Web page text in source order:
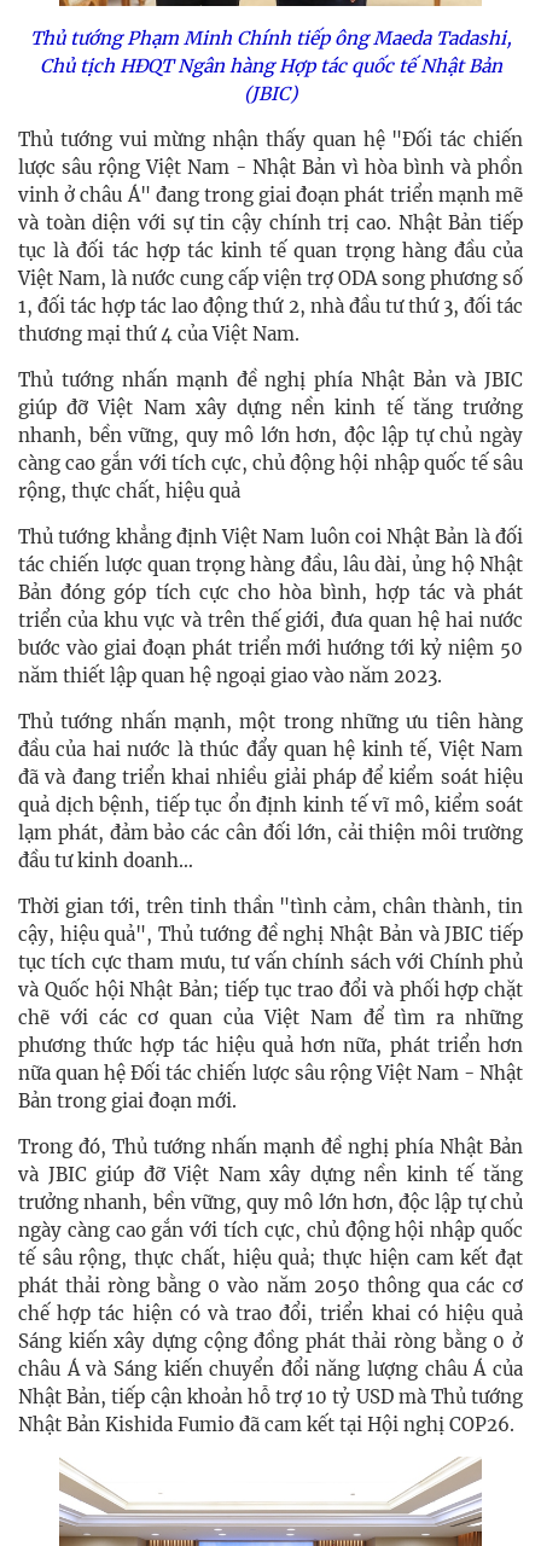
Thủ tướng Phạm Minh Chính tiếp ông Maeda Tadashi,
Chủ tịch HĐQT Ngân hàng Hợp tác quốc tế Nhật Bản
(JBIC)
Thủ tướng vui mừng nhận thấy quan hệ "Đối tác chiến
lược sâu rộng Việt Nam - Nhật Bản vì hòa bình và phồn
vinh ở châu Á" đang trong giai đoạn phát triển mạnh mẽ
và toàn diện với sự tin cậy chính trị cao. Nhật Bản tiếp
tục là đối tác hợp tác kinh tế quan trọng hàng đầu của
Việt Nam, là nước cung cấp viện trợ ODA song phương số
1, đối tác hợp tác lao động thứ 2, nhà đầu tư thứ 3, đối tác
thương mại thứ 4 của Việt Nam.
Thủ tướng nhấn mạnh đề nghị phía Nhật Bản và JBIC
giúp đỡ Việt Nam xây dựng nền kinh tế tăng trưởng
nhanh, bền vững, quy mô lớn hơn, độc lập tự chủ ngày
càng cao gắn với tích cực, chủ động hội nhập quốc tế sâu
rộng, thực chất, hiệu quả
Thủ tướng khẳng định Việt Nam luôn coi Nhật Bản là đối
tác chiến lược quan trọng hàng đầu, lâu dài, ủng hộ Nhật
Bản đóng góp tích cực cho hòa bình, hợp tác và phát
triển của khu vực và trên thế giới, đưa quan hệ hai nước
bước vào giai đoạn phát triển mới hướng tới kỷ niệm 50
năm thiết lập quan hệ ngoại giao vào năm 2023.
Thủ tướng nhấn mạnh, một trong những ưu tiên hàng
đầu của hai nước là thúc đẩy quan hệ kinh tế, Việt Nam
đã và đang triển khai nhiều giải pháp để kiểm soát hiệu
quả dịch bệnh, tiếp tục ổn định kinh tế vĩ mô, kiểm soát
lạm phát, đảm bảo các cân đối lớn, cải thiện môi trường
đầu tư kinh doanh…
Thời gian tới, trên tinh thần "tình cảm, chân thành, tin
cậy, hiệu quả", Thủ tướng đề nghị Nhật Bản và JBIC tiếp
tục tích cực tham mưu, tư vấn chính sách với Chính phủ
và Quốc hội Nhật Bản; tiếp tục trao đổi và phối hợp chặt
chẽ với các cơ quan của Việt Nam để tìm ra những
phương thức hợp tác hiệu quả hơn nữa, phát triển hơn
nữa quan hệ Đối tác chiến lược sâu rộng Việt Nam - Nhật
Bản trong giai đoạn mới.
Trong đó, Thủ tướng nhấn mạnh đề nghị phía Nhật Bản
và JBIC giúp đỡ Việt Nam xây dựng nền kinh tế tăng
trưởng nhanh, bền vững, quy mô lớn hơn, độc lập tự chủ
ngày càng cao gắn với tích cực, chủ động hội nhập quốc
tế sâu rộng, thực chất, hiệu quả; thực hiện cam kết đạt
phát thải ròng bằng 0 vào năm 2050 thông qua các cơ
chế hợp tác hiện có và trao đổi, triển khai có hiệu quả
Sáng kiến xây dựng cộng đồng phát thải ròng bằng 0 ở
châu Á và Sáng kiến chuyển đổi năng lượng châu Á của
Nhật Bản, tiếp cận khoản hỗ trợ 10 tỷ USD mà Thủ tướng
Nhật Bản Kishida Fumio đã cam kết tại Hội nghị COP26.